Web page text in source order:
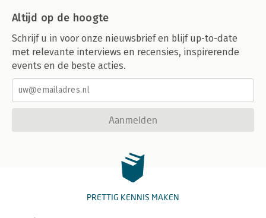
Altijd op de hoogte
Schrijf u in voor onze nieuwsbrief en blijf up-to-date
met relevante interviews en recensies, inspirerende
events en de beste acties.
Aanmelden
PRETTIG KENNIS MAKEN